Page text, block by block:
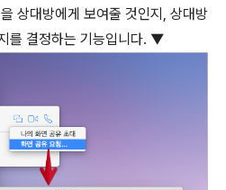
상대방에게 보여줄 것인지, 상대방
를 결정하는 기능입니다. ▼